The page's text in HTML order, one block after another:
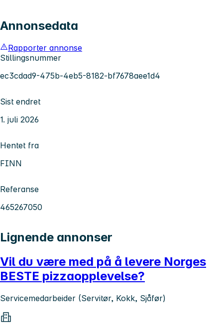
Annonsedata
Rapporter annonse
Stillingsnummer
ec3cdad9-475b-4eb5-8182-bf7678aee1d4
Sist endret
1. juli 2026
Hentet fra
FINN
Referanse
465267050
Lignende annonser
Vil du være med på å levere Norges
BESTE pizzaopplevelse?
Servicemedarbeider (Servitør, Kokk, Sjåfør)